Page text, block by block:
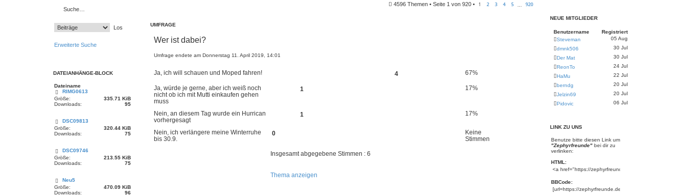
t
e
4596 Themen • Seite 1 von 920 • 1 2 3 4 5 920
UMFRAGE
Wer ist dabei?
Umfrage endete am Donnerstag 11. April 2019, 14:01
Ja, ich will schauen und Moped fahren! 4 67%
Ja, würde je gerne, aber ich weiß noch
nicht ob ich mit Mutti einkaufen gehen
muss
1 17%
Nein, an diesem Tag wurde ein Hurrican
vorhergesagt
1 17%
Nein, ich verlängere meine Winterruhe
bis 30.9.
0
Keine
Stimmen
Insgesamt abgegebene Stimmen : 6
Thema anzeigen
Erweiterte Suche
DATEIANHÄNGE-BLOCK
Dateiname
RIMG0613
Größe:
335.71 KiB
Downloads:
95
DSC09813
Größe:
320.44 KiB
Downloads:
75
DSC09746
Größe:
213.55 KiB
Downloads:
75
Neu5
Größe:
470.09 KiB
Downloads:
96
NEUE MITGLIEDER
Benutzername
Registriert
Steveman
05 Aug
dmnk506
30 Jul
Der Mat
30 Jul
ReonTo
24 Jul
HaMu
22 Jul
berndg
20 Jul
Jelzin69
20 Jul
Pidovic
06 Jul
LINK ZU UNS
Benutze bitte diesen Link um
"Zephyrfreunde" bei dir zu
verlinken:
HTML:
BBCode: